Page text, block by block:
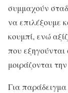
συμμαχούν
να επιλέξουμε
κουμπί, ενώ
που εξηγούνται
μοιράζονται
Για παράδειγμα